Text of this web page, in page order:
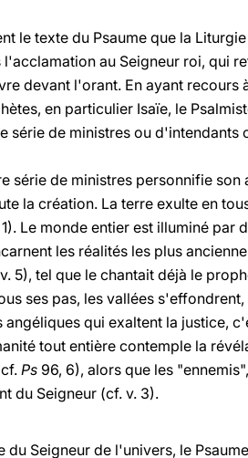
le texte du Psaume que la
l'acclamation au Seigneur roi, qui
devant l'orant. En ayant
en particulier Isaïe, le
série de ministres ou
série de ministres personnifie
la création. La terre exulte en
Le monde entier est illuminé par
les réalités les plus
5), tel que le chantait déjà le
ses pas, les vallées
angéliques qui exaltent la justice,
tout entière contemple la
Ps 96, 6), alors que les
du Seigneur (cf. v. 3).
du Seigneur de l'univers, le